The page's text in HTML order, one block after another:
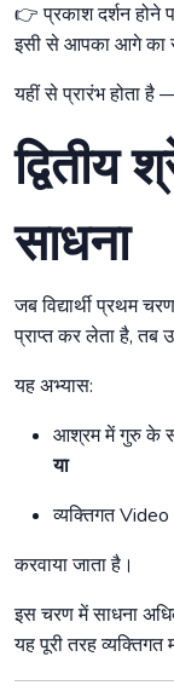
👉 प्रकाश दर्शन होने
इसी से आपका आगे का
यहीं से प्रारंभ होता है
द्वितीय
साधना
जब विद्यार्थी प्रथम
प्राप्त कर लेता है, तब
यह अभ्यास:
आश्रम में गुरु के
या
व्यक्तिगत
करवाया जाता है।
इस चरण में साधना
यह पूरी तरह व्यक्तिगत